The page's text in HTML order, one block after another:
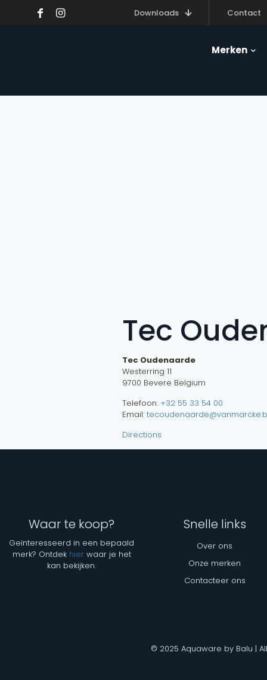
Downloads Contact
Merken
Tec
Tec Oudenaarde
Westerring 11
9700 Bevere Belgium
Telefoon: +32 55 33 54 00
Email:
Directions
Waar te koop?
Geïnteresseerd in een bepaald
merk? Ontdek hierwaar je het
kan bekijken.
Snelle links
Over ons
Onze merken
Contacteer ons
© 2025 Aquaware by Balu |